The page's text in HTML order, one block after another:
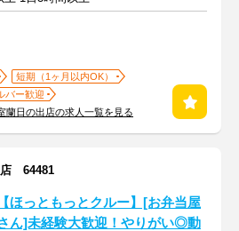
短期（1ヶ月以内OK）
バー歓迎
日の出店の求人一覧を見る
64481
【ほっともっとクルー】[お弁当屋
ん]未経験大歓迎！やりがい◎動